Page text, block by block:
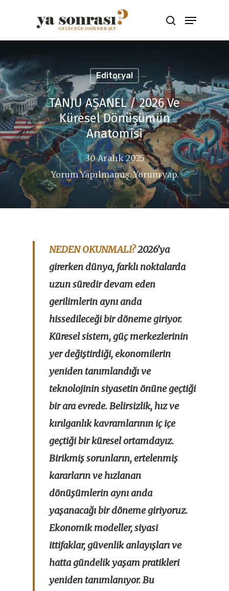
tuşuna basınız
Editoryal
TANJU AŞANEL / 2026 Ve
Küresel Dönüşümün
Anatomisi
30 Aralık 2025
Yorum Yapılmamış. Yorum yap.
NEDEN OKUNMALI?2026’ya
girerken dünya, farklı noktalarda
uzun süredir devam eden
gerilimlerin aynı anda
hissedileceği bir döneme giriyor.
Küresel sistem, güç merkezlerinin
yer değiştirdiği, ekonomilerin
yeniden tanımlandığı ve
teknolojinin siyasetin önüne geçtiği
bir ara evrede. Belirsizlik, hız ve
kırılganlık kavramlarının iç içe
geçtiği bir küresel ortamdayız.
Birikmiş sorunların, ertelenmiş
kararların ve hızlanan
dönüşümlerin aynı anda
yaşanacağı bir döneme giriyoruz.
Ekonomik modeller, siyasi
ittifaklar, güvenlik anlayışları ve
hatta gündelik yaşam pratikleri
yeniden tanımlanıyor. Bu